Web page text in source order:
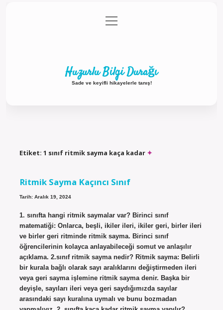
Gizlilik Politikası
menüyü
aç
Huzurlu Bilgi Durağı
Sade ve keyifli hikayelerle tanış!
Etiket: 1 sınıf ritmik sayma kaça kadar
Ritmik Sayma Kaçıncı Sınıf
Tarih: Aralık 19, 2024
1. sınıfta hangi ritmik saymalar var? Birinci sınıf
matematiği: Onlarca, beşli, ikiler ileri, ikiler geri, birler ileri
ve birler geri ritminde ritmik sayma. Birinci sınıf
öğrencilerinin kolayca anlayabileceği somut ve anlaşılır
açıklama. 2.sınıf ritmik sayma nedir? Ritmik sayma: Belirli
bir kurala bağlı olarak sayı aralıklarını değiştirmeden ileri
veya geri sayma işlemine ritmik sayma denir. Başka bir
deyişle, sayıları ileri veya geri saydığımızda sayılar
arasındaki sayı kuralına uymalı ve bunu bozmadan